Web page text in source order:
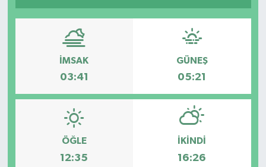
İMSAK
03:41
GÜNEŞ
05:21
ÖĞLE
12:35
İKINDI
16:26
RESMİ İLANLAR
SAĞLIK
SİYASET
SOLHAN